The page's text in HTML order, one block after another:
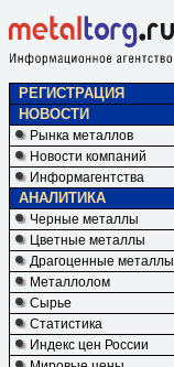
РЕГИСТРАЦИЯ
НОВОСТИ
Рынка металлов
Новости компаний
Информагентства
АНАЛИТИКА
Черные металлы
Цветные металлы
Драгоценные металлы
Металлолом
Сырье
Статистика
Индекс цен России